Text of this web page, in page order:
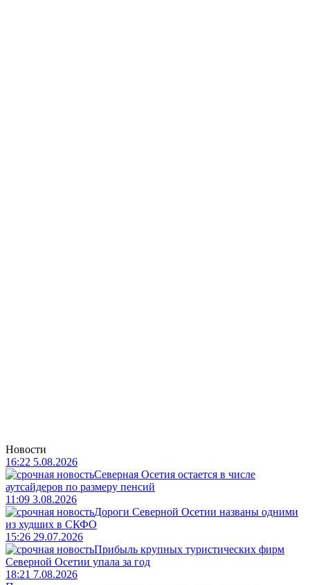
Новости
16:22 5.08.2026
Северная Осетия остается в числе
аутсайдеров по размеру пенсий
11:09 3.08.2026
Дороги Северной Осетии названы одними
из худших в СКФО
15:26 29.07.2026
Прибыль крупных туристических фирм
Северной Осетии упала за год
18:21 7.08.2026